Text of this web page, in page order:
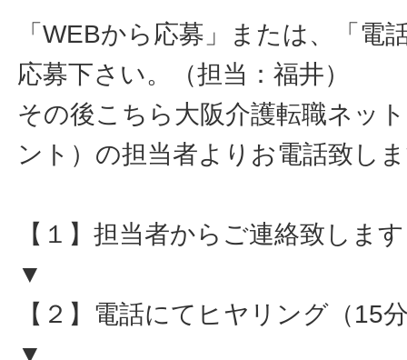
「WEBから応募」または、「電
応募下さい。（担当：福井）
その後こちら大阪介護転職ネッ
ント）の担当者よりお電話致し
【１】担当者からご連絡致します
▼
【２】電話にてヒヤリング（15
▼